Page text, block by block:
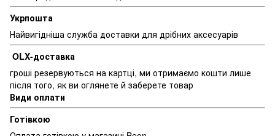
Укрпошта
Найвигідніша служба доставки для дрібних аксесуарів
OLX-доставка
гроші резервуються на картці, ми отримаємо кошти лише
після того, як ви оглянете й заберете товар
Види оплати
Готівкою